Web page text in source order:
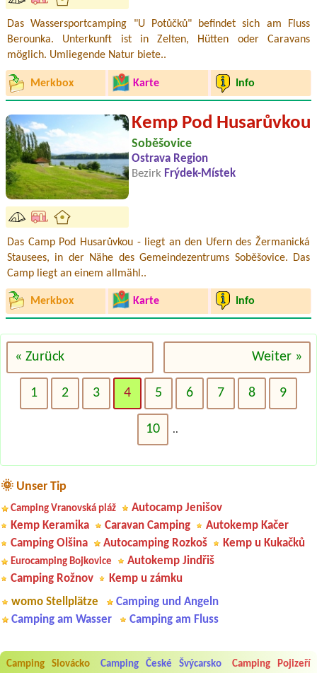
Das Wassersportcamping "U Potůčků" befindet sich am Fluss
Berounka. Unterkunft ist in Zelten, Hütten oder Caravans
möglich. Umliegende Natur biete..
Merkbox Karte Info
Kemp Pod Husarůvkou
Soběšovice
Ostrava Region
Bezirk Frýdek-Místek
Das Camp Pod Husarůvkou - liegt an den Ufern des Žermanická
Stausees, in der Nähe des Gemeindezentrums Soběšovice. Das
Camp liegt an einem allmähl..
Merkbox Karte Info
« Zurück Weiter »
1 2 3 4 5 6 7 8 9
10 ..
🌞 Unser Tip
Camping Vranovská pláž
Autocamp Jenišov
Kemp Keramika
Caravan Camping
Autokemp Kačer
Camping Olšina
Autocamping Rozkoš Kemp u Kukačků
Eurocamping Bojkovice
Autokemp Jindřiš
Camping Rožnov
Kemp u zámku
womo Stellplätze
Camping und Angeln
Camping am Wasser
Camping am Fluss
Camping Slovácko Camping České Švýcarsko
Camping Pojizeří